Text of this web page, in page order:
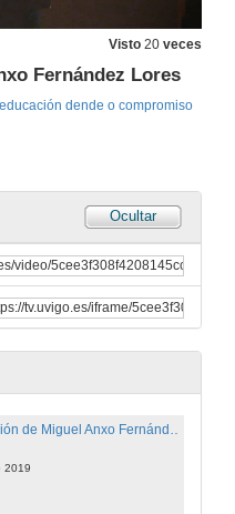
Visto 20 veces
Fernández Lores
educación dende o compromiso
Ocultar
Benvida dos estudantes CIFP de Portovello Particia e Sandra
2019
de Manuel Doval Soto
2019
de Eva Álvarez González
Presentación de Miguel Anxo Fernández Lores
2019